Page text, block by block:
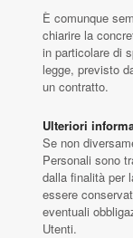
È comunque
chiarire la
in particolare di
legge, previsto
un contratto.
Ulteriori
Se non
Personali sono
dalla finalità per
essere
eventuali
Utenti.